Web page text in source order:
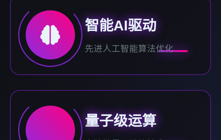
智能AI驱动
先进人工智能算法优化
量子级运算